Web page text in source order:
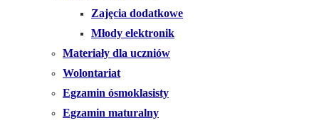
Zajęcia dodatkowe
Młody elektronik
Materiały dla uczniów
Wolontariat
Egzamin ósmoklasisty
Egzamin maturalny